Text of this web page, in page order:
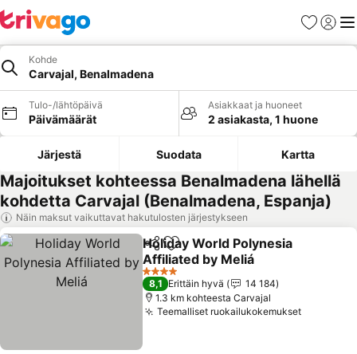
Suosikit
Kohde
Carvajal, Benalmadena
Tulo-/lähtöpäivä
Päivämäärät
Asiakkaat ja huoneet
2 asiakasta, 1 huone
Järjestä Suodata Kartta
Majoitukset kohteessa Benalmadena lähellä
kohdetta Carvajal (Benalmadena, Espanja)
Näin maksut vaikuttavat hakutulosten järjestykseen
Jaa Lisää suosikkeihin
Holiday World Polynesia
Affiliated by Meliá
Katso hinnat
4 Tähtiluokitus
8,1 Erittäin hyvä
14 184
1.3 km kohteesta Carvajal
Teemalliset ruokailukokemuksetKatso